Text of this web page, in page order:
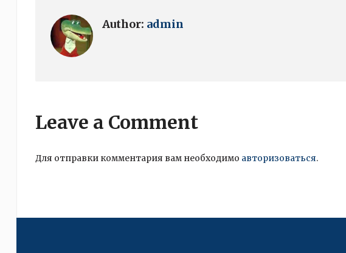
Author: admin
Leave a Comment
Для отправки комментария вам необходимо авторизоваться.